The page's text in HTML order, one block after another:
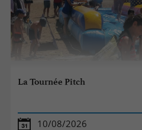
La Tournée Pitch
10/08/2026